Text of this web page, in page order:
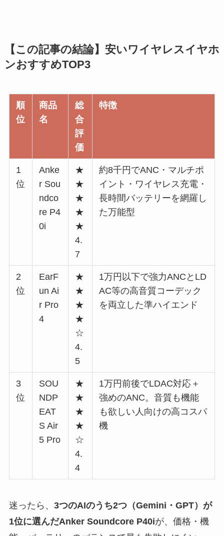
【この記事の結論】安いワイヤレスイヤホ
ンおすすめTOP3
順
位
商品
名
総
合
評
価
特徴
1
位
Anke
r Sou
ndco
re P4
0i
★
★
★
★
★
4.
7
約8千円でANC・マルチポ
イント・ワイヤレス充電・
長時間バッテリーを網羅し
た万能型
2
位
EarF
un Ai
r Pro
4
★
★
★
★
☆
4.
5
1万円以下で強力ANCとLD
AC等の高音質コーデック
を両立した準ハイエンド
3
位
SOU
NDP
EAT
S Air
5 Pro
★
★
★
★
☆
4.
4
1万円前後でLDAC対応＋
強めのANC。音質も機能
も欲しい人向けの高コスパ
機
迷ったら、 3つのAIのうち2つ（Gemini・GPT）が
1位に選んだAnker Soundcore P40iが、価格・機